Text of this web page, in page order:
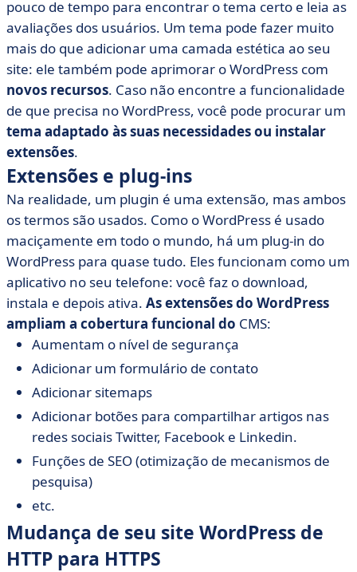
pouco de tempo para encontrar o tema certo e leia as
avaliações dos usuários. Um tema pode fazer muito
mais do que adicionar uma camada estética ao seu
site: ele também pode aprimorar o WordPress com
novos recursos. Caso não encontre a funcionalidade
de que precisa no WordPress, você pode procurar um
tema adaptado às suas necessidades ou instalar
extensões.
Extensões e plug-ins
Na realidade, um plugin é uma extensão, mas ambos
os termos são usados. Como o WordPress é usado
maciçamente em todo o mundo, há um plug-in do
WordPress para quase tudo. Eles funcionam como um
aplicativo no seu telefone: você faz o download,
instala e depois ativa. As extensões do WordPress
ampliam a cobertura funcional do CMS:
Aumentam o nível de segurança
Adicionar um formulário de contato
Adicionar sitemaps
Adicionar botões para compartilhar artigos nas
redes sociais Twitter, Facebook e Linkedin.
Funções de SEO (otimização de mecanismos de
pesquisa)
etc.
Mudança de seu site WordPress de
HTTP para HTTPS